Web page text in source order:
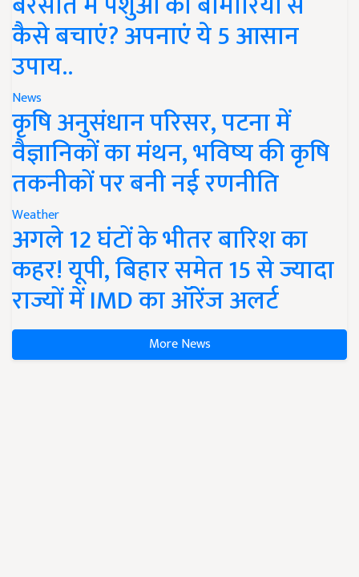
कैसे बचाएं? अपनाएं ये 5 आसान
उपाय..
News
कृषि अनुसंधान परिसर, पटना में
वैज्ञानिकों का मंथन, भविष्य की कृषि
तकनीकों पर बनी नई रणनीति
Weather
अगले 12 घंटों के भीतर बारिश का
कहर! यूपी, बिहार समेत 15 से ज्यादा
राज्यों में IMD का ऑरेंज अलर्ट
More News